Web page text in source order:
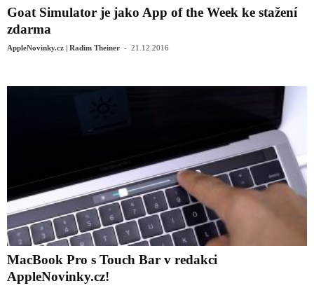
Goat Simulator je jako App of the Week ke stažení
zdarma
AppleNovinky.cz | Radim Theiner - 21.12.2016
MacBook Pro s Touch Bar v redakci
AppleNovinky.cz!